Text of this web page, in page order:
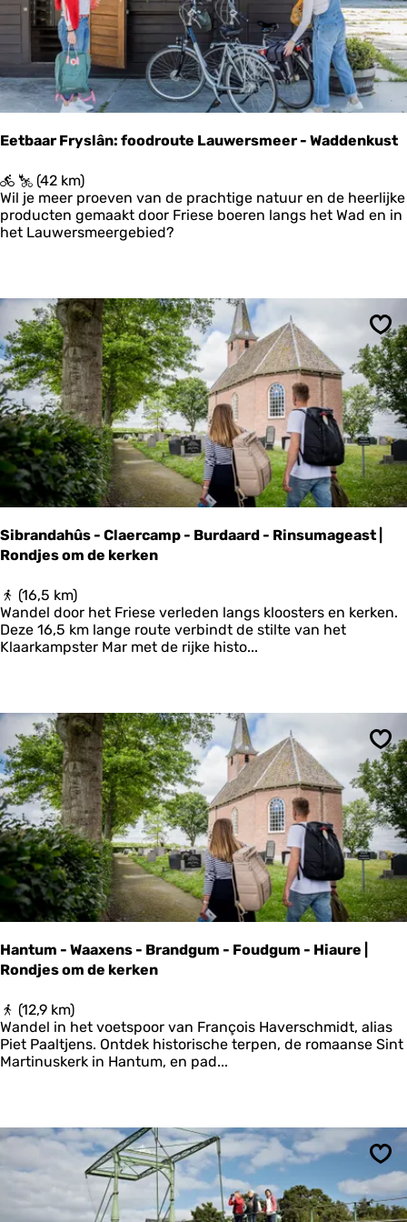
e
s
m
d
e
k
e
r
e
n
c
d
e
e
ë
n
a
d
Eetbaar Fryslân: foodroute Lauwersmeer - Waddenkust
E
e
t
b
F
y
s
l
â
n
:
f
o
o
r
o
u
t
L
a
u
w
m
e
r
-
W
a
d
d
e
n
u
s
t
(42 km)
Wil je meer proeven van de prachtige natuur en de heerlijke
producten gemaakt door Friese boeren langs het Wad en in
het Lauwersmeergebied?
Sibrandahûs - Claercamp - Burdaard - Rinsumageast |
Rondjes om de kerken
S
i
b
r
a
û
s
-
C
l
a
e
r
c
m
p
-
B
r
d
a
a
R
i
(16,5 km)
Wandel door het Friese verleden langs kloosters en kerken.
Deze 16,5 km lange route verbindt de stilte van het
Klaarkampster Mar met de rijke histo...
Hantum - Waaxens - Brandgum - Foudgum - Hiaure |
Rondjes om de kerken
H
a
n
t
W
a
(12,9 km)
Wandel in het voetspoor van François Haverschmidt, alias
Piet Paaltjens. Ontdek historische terpen, de romaanse Sint
Martinuskerk in Hantum, en pad...